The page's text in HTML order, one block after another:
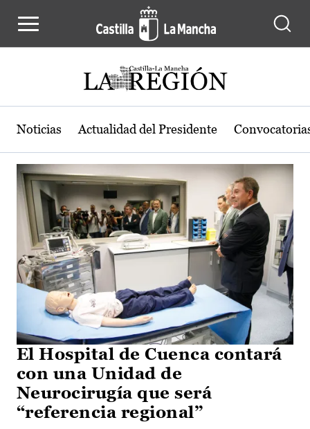
Actualidad de la región de Castilla-
Noticias Actualidad del Presidente
El Hospital de Cuenca contará
con una Unidad de
Neurocirugía que será
“referencia regional”